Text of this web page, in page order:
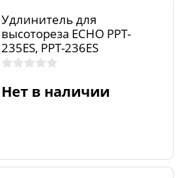
Удлинитель для
высотореза ECHO PPT-
235ES, PPT-236ES
Нет в наличии